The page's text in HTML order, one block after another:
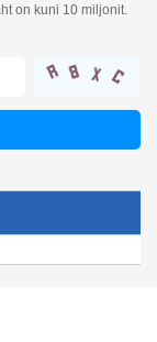
on kuni 10 miljonit.